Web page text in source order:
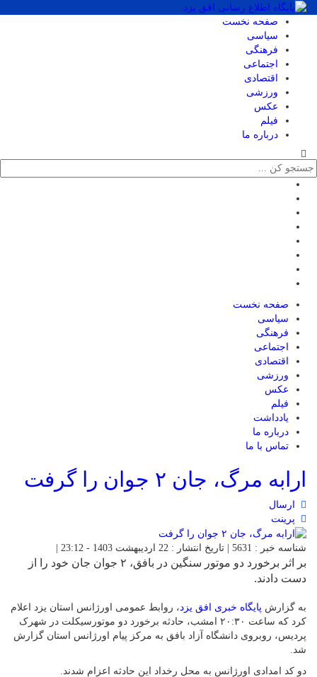
صفحه نخست
سیاسی
فرهنگی
اجتماعی
اقتصادی
ورزشی
عکس
فیلم
درباره ما
صفحه نخست
سیاسی
فرهنگی
اجتماعی
اقتصادی
ورزشی
عکس
فیلم
یادداشت
درباره ما
تماس با ما
ارابه مرگ، جان ۲ جوان را گرفت
ارسال
پرینت
شناسه خبر : 5631 | تاریخ انتشار : 22 اردیبهشت 1403 - 23:12 |
بر اثر برخورد دو موتور سنگین در بافق، ۲ جوان جان خود را از
دست دادند.
به گزارش پایگاه خبری افق یزد ، روابط عمومی اورژانس استان یزد اعلام
کرد که ساعت ۲۰:۳۰ امشب، حادثه برخورد دو موتورسیکلت در شهرک
پردیس، روبروی دانشگاه آزاد بافق به مرکز پیام اورژانس استان گزارش
شد.
دو کد امدادی اورژانس به محل رخداد این حادثه اعزام شدند.